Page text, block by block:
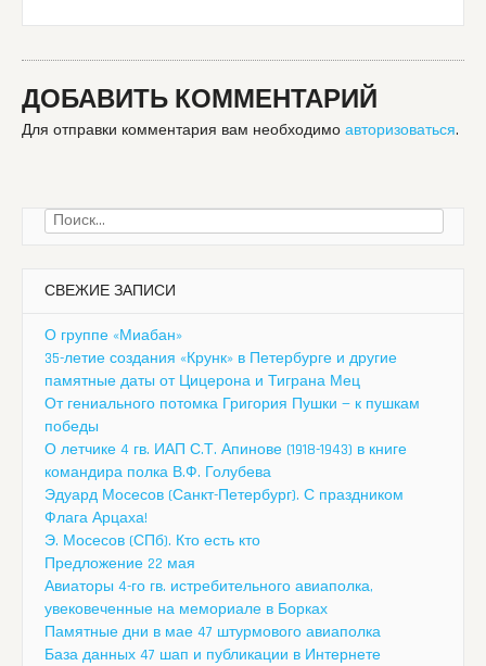
ДОБАВИТЬ КОММЕНТАРИЙ
Для отправки комментария вам необходимо авторизоваться.
Найти:
СВЕЖИЕ ЗАПИСИ
О группе «Миабан»
35-летие создания «Крунк» в Петербурге и другие
памятные даты от Цицерона и Тиграна Мец
От гениального потомка Григория Пушки — к пушкам
победы
О летчике 4 гв. ИАП С.Т. Апинове (1918-1943) в книге
командира полка В.Ф. Голубева
Эдуард Мосесов (Санкт-Петербург). С праздником
Флага Арцаха!
Э. Мосесов (СПб). Кто есть кто
Предложение 22 мая
Авиаторы 4-го гв. истребительного авиаполка,
увековеченные на мемориале в Борках
Памятные дни в мае 47 штурмового авиаполка
База данных 47 шап и публикации в Интернете